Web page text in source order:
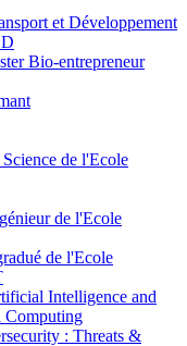
et Développement
Bio-entrepreneur
de l'Ecole
de l'Ecole
de l'Ecole
Intelligence and
Computing
: Threats &